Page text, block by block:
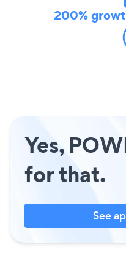
200%
Yes,
for that.
See